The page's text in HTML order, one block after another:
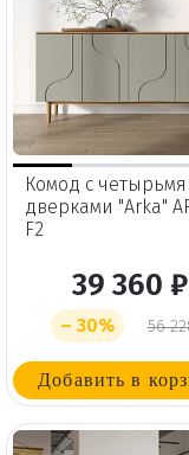
Комод с четырьмя
дверками "Arka"
F2
39 360 ₽
– 30% 56
Добавить в